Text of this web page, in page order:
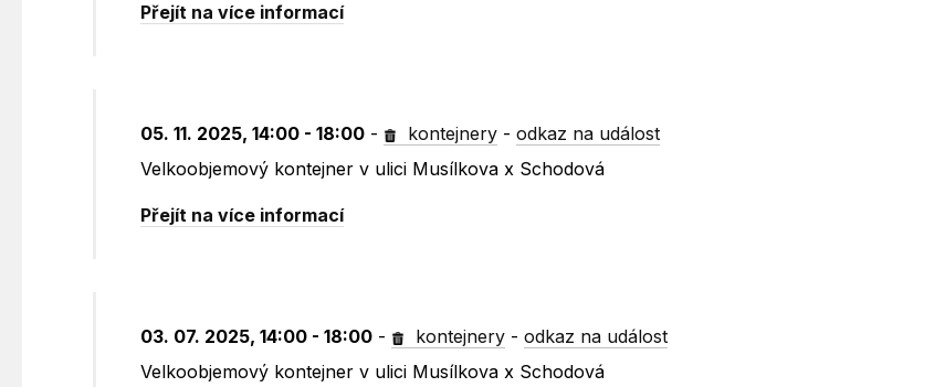
Přejít na více informací
05. 11. 2025, 14:00 - 18:00 - kontejnery -odkaz na událost
Velkoobjemový kontejner v ulici Musílkova x Schodová
Přejít na více informací
03. 07. 2025, 14:00 - 18:00 - kontejnery -odkaz na událost
Velkoobjemový kontejner v ulici Musílkova x Schodová